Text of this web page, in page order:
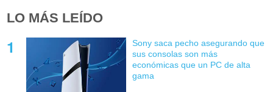
LO MÁS LEÍDO
Sony saca pecho asegurando que
sus consolas son más
económicas que un PC de alta
gama